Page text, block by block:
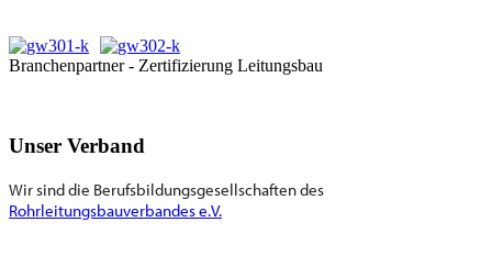
Branchenpartner - Zertifizierung Leitungsbau
Unser Verband
Wir sind die Berufsbildungsgesellschaften des
Rohrleitungsbauverbandes e.V.